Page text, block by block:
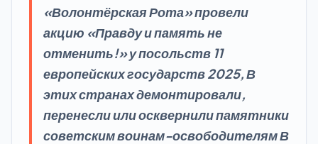
«Волонтёрская Рота» провели
акцию «Правду и память не
отменить!» у посольств 11
европейских государств 2025, В
этих странах демонтировали,
перенесли или осквернили памятники
советским воинам-освободителям В